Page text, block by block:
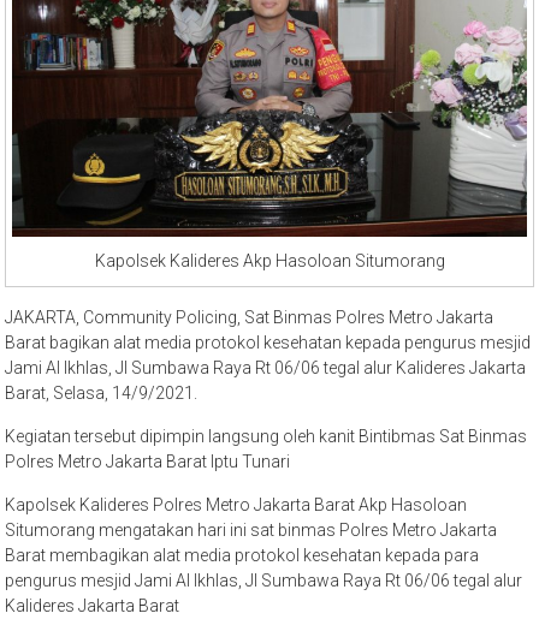
Kapolsek Kalideres Akp Hasoloan Situmorang
JAKARTA, Community Policing, Sat Binmas Polres Metro Jakarta
Barat bagikan alat media protokol kesehatan kepada pengurus mesjid
Jami Al Ikhlas, Jl Sumbawa Raya Rt 06/06 tegal alur Kalideres Jakarta
Barat, Selasa, 14/9/2021.
Kegiatan tersebut dipimpin langsung oleh kanit Bintibmas Sat Binmas
Polres Metro Jakarta Barat Iptu Tunari
Kapolsek Kalideres Polres Metro Jakarta Barat Akp Hasoloan
Situmorang mengatakan hari ini sat binmas Polres Metro Jakarta
Barat membagikan alat media protokol kesehatan kepada para
pengurus mesjid Jami Al Ikhlas, Jl Sumbawa Raya Rt 06/06 tegal alur
Kalideres Jakarta Barat